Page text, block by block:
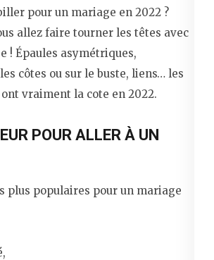
pour un mariage en 2022 ?
allez faire tourner les têtes avec
! Épaules asymétriques,
côtes ou sur le buste, liens… les
vraiment la cote en 2022.
POUR ALLER À UN
plus populaires pour un mariage